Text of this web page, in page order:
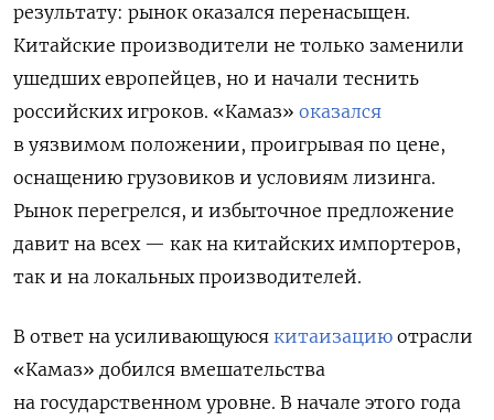
результату: рынок оказался перенасыщен.
Китайские производители не только заменили
ушедших европейцев, но и начали теснить
российских игроков. «Камаз» оказался
в уязвимом положении, проигрывая по цене,
оснащению грузовиков и условиям лизинга.
Рынок перегрелся, и избыточное предложение
давит на всех — как на китайских импортеров,
так и на локальных производителей.
В ответ на усиливающуюся китаизацию отрасли
«Камаз» добился вмешательства
на государственном уровне. В начале этого года